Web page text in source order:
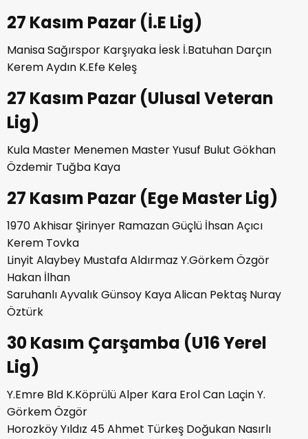
27 Kasım Pazar (İ.E Lig)
Manisa Sağırspor Karşıyaka İesk İ.Batuhan Darçın
Kerem Aydın K.Efe Keleş
27 Kasım Pazar (Ulusal Veteran
Lig)
Kula Master Menemen Master Yusuf Bulut Gökhan
Özdemir Tuğba Kaya
27 Kasım Pazar (Ege Master Lig)
1970 Akhisar Şirinyer Ramazan Güçlü İhsan Açıcı
Kerem Tovka
Linyit Alaybey Mustafa Aldırmaz Y.Görkem Özgör
Hakan İlhan
Saruhanlı Ayvalık Günsoy Kaya Alican Pektaş Nuray
Öztürk
30 Kasım Çarşamba (U16 Yerel
Lig)
Y.Emre Bld K.Köprülü Alper Kara Erol Can Laçin Y.
Görkem Özgör
Horozköy Yıldız 45 Ahmet Türkeş Doğukan Nasırlı